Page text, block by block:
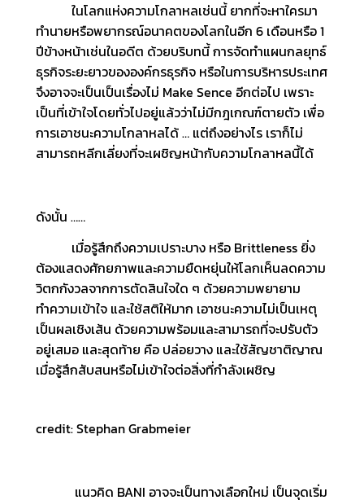
ในโลกแห่งความโกลาหลเช่นนี้ ยากที่จะหาใครมา
ทำนายหรือพยากรณ์อนาคตของโลกในอีก 6 เดือนหรือ 1
ปีข้างหน้าเช่นในอดีต ด้วยบริบทนี้ การจัดทำแผนกลยุทธ์
ธุรกิจระยะยาวขององค์กรธุรกิจ หรือในการบริหารประเทศ
จึงอาจจะเป็นเป็นเรื่องไม่ Make Sence อีกต่อไป เพราะ
เป็นที่เข้าใจโดยทั่วไปอยู่แล้วว่าไม่มีกฎเกณฑ์ตายตัว เพื่อ
การเอาชนะความโกลาหลได้ … แต่ถึงอย่างไร เราก็ไม่
สามารถหลีกเลี่ยงที่จะเผชิญหน้ากับความโกลาหลนี้ได้
ดังนั้น ……
เมื่อรู้สึกถึงความเปราะบาง หรือ Brittleness ยิ่ง
ต้องแสดงศักยภาพและความยืดหยุ่นให้โลกเห็นลดความ
วิตกกังวลจากการตัดสินใจใด ๆ ด้วยความพยายาม
ทำความเข้าใจ และใช้สติให้มาก เอาชนะความไม่เป็นเหตุ
เป็นผลเชิงเส้น ด้วยความพร้อมและสามารถที่จะปรับตัว
อยู่เสมอ และสุดท้าย คือ ปล่อยวาง และใช้สัญชาติญาณ
เมื่อรู้สึกสับสนหรือไม่เข้าใจต่อสิ่งที่กำลังเผชิญ
credit: Stephan Grabmeier
แนวคิด BANI อาจจะเป็นทางเลือกใหม่ เป็นจุดเริ่ม